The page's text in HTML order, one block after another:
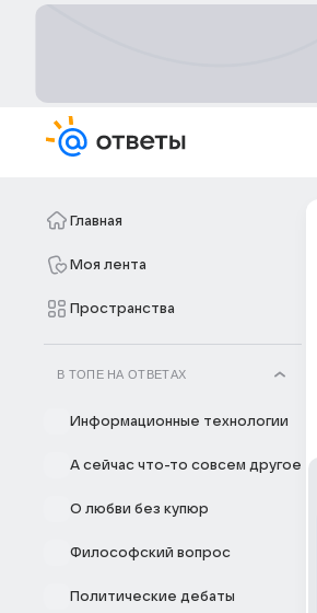
Главная
Моя лента
Пространства
В ТОПЕ НА ОТВЕТАХ
Информационные технологии
А сейчас что-то совсем другое
О любви без купюр
Философский вопрос
Политические дебаты